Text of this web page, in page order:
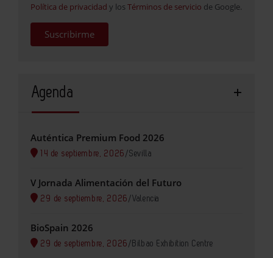
Política de privacidad y los Términos de servicio de Google.
Suscribirme
Agenda
Auténtica Premium Food 2026
14 de septiembre, 2026 /Sevilla
V Jornada Alimentación del Futuro
29 de septiembre, 2026 /Valencia
BioSpain 2026
29 de septiembre, 2026 / Bilbao Exhibition Centre